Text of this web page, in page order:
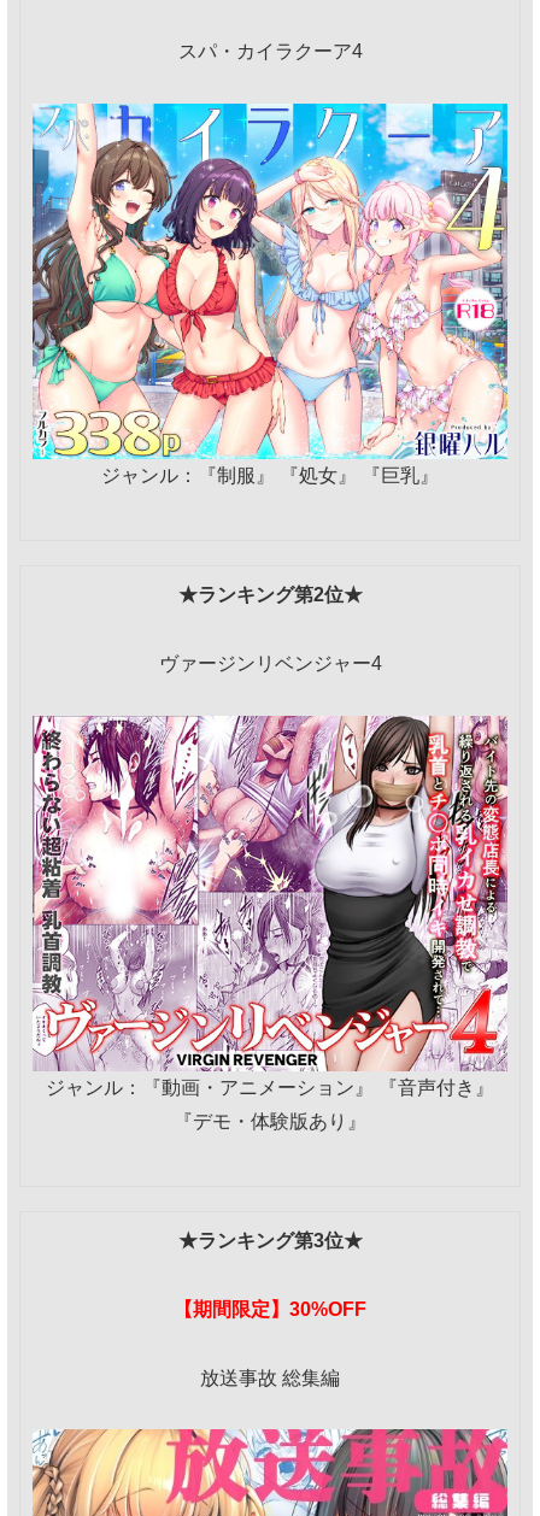
スパ・カイラクーア4
ジャンル：『制服』 『処女』 『巨乳』
★ランキング第2位★
ヴァージンリベンジャー4
ジャンル：『動画・アニメーション』 『音声付き』
『デモ・体験版あり』
★ランキング第3位★
【期間限定】30%OFF
放送事故 総集編